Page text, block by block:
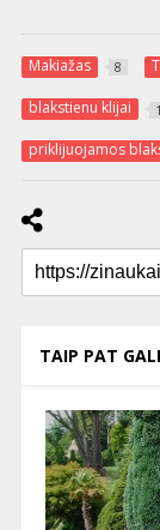
Makiažas 8
blakstienu klijai 1
priklijuojamos
TAIP PAT